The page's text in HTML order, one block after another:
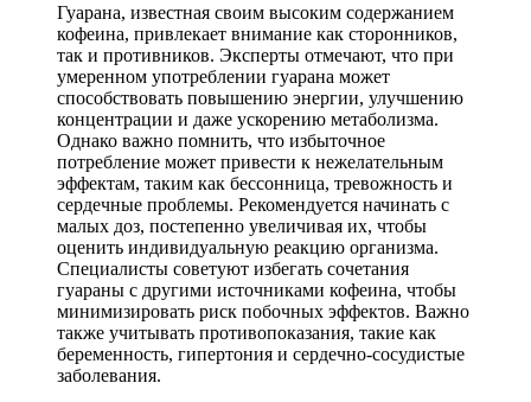
Гуарана, известная своим высоким содержанием
кофеина, привлекает внимание как сторонников,
так и противников. Эксперты отмечают, что при
умеренном употреблении гуарана может
способствовать повышению энергии, улучшению
концентрации и даже ускорению метаболизма.
Однако важно помнить, что избыточное
потребление может привести к нежелательным
эффектам, таким как бессонница, тревожность и
сердечные проблемы. Рекомендуется начинать с
малых доз, постепенно увеличивая их, чтобы
оценить индивидуальную реакцию организма.
Специалисты советуют избегать сочетания
гуараны с другими источниками кофеина, чтобы
минимизировать риск побочных эффектов. Важно
также учитывать противопоказания, такие как
беременность, гипертония и сердечно-сосудистые
заболевания.